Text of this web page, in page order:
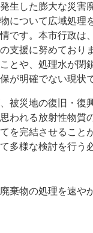
生した膨大な災
について広域処
です。本市行政
支援に努めており
とや、処理水が
が明確でない現状
被災地の復旧・復
われる放射性物
を完結させること
多様な検討を行う
棄物の処理を速や